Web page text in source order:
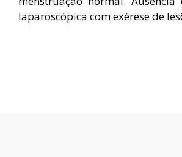
laparoscópica com exérese de